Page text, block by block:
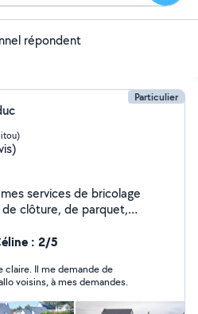
répondent
Particulier
services de bricolage
clôture, de parquet,
si vous: 2/5
claire. Il me demande de
voisins, à mes demandes.